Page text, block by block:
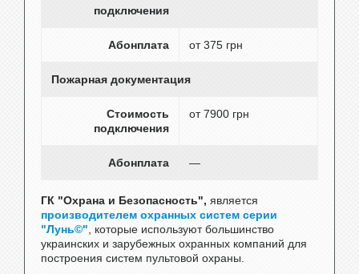
подключения
Абонплата от 375 грн
Пожарная документация
Стоимость
подключения
от 7900 грн
Абонплата —
ГК "Охрана и Безопасность", является
производителем охранных систем серии
"Лунь©" , которые используют большинство
украинских и зарубежных охранных компаний для
построения систем пультовой охраны.